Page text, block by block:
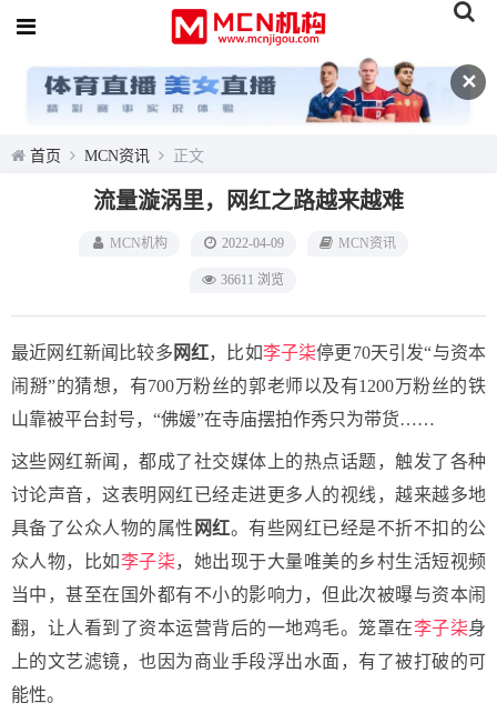
✕
首页 MCN资讯 正文
流量漩涡里，网红之路越来越难
MCN机构 2022-04-09 MCN资讯
36611 浏览
最近网红新闻比较多 网红，比如李子柒停更70天引发“与资本
闹掰”的猜想，有700万粉丝的郭老师以及有1200万粉丝的铁
山靠被平台封号，“佛媛”在寺庙摆拍作秀只为带货……
这些网红新闻，都成了社交媒体上的热点话题，触发了各种
讨论声音，这表明网红已经走进更多人的视线，越来越多地
具备了公众人物的属性 网红。有些网红已经是不折不扣的公
众人物，比如李子柒，她出现于大量唯美的乡村生活短视频
当中，甚至在国外都有不小的影响力，但此次被曝与资本闹
翻，让人看到了资本运营背后的一地鸡毛。笼罩在李子柒身
上的文艺滤镜，也因为商业手段浮出水面，有了被打破的可
能性。